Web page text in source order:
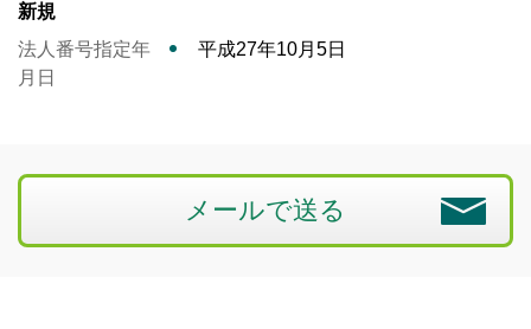
新規
法人番号指定年
月日
平成27年10月5日
メールで送る